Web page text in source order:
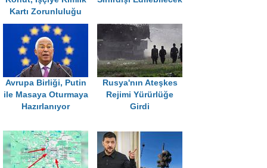
Kartı Zorunluluğu
Avrupa Birliği, Putin
ile Masaya Oturmaya
Hazırlanıyor
Rusya'nın Ateşkes
Rejimi Yürürlüğe
Girdi